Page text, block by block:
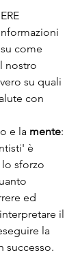
come
nostro
su quali
con
e la mente:
è
sforzo
ed
il
la
successo.